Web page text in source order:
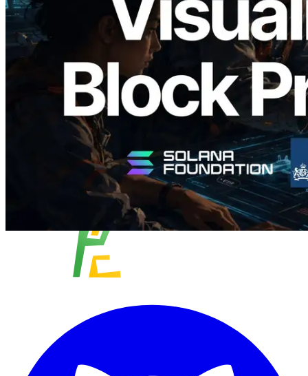
Block Analyzer — blockproductietijd per
slot en de toegewezen validator
gevisualiseerd